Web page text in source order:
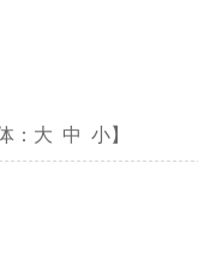
： 大 中 小】